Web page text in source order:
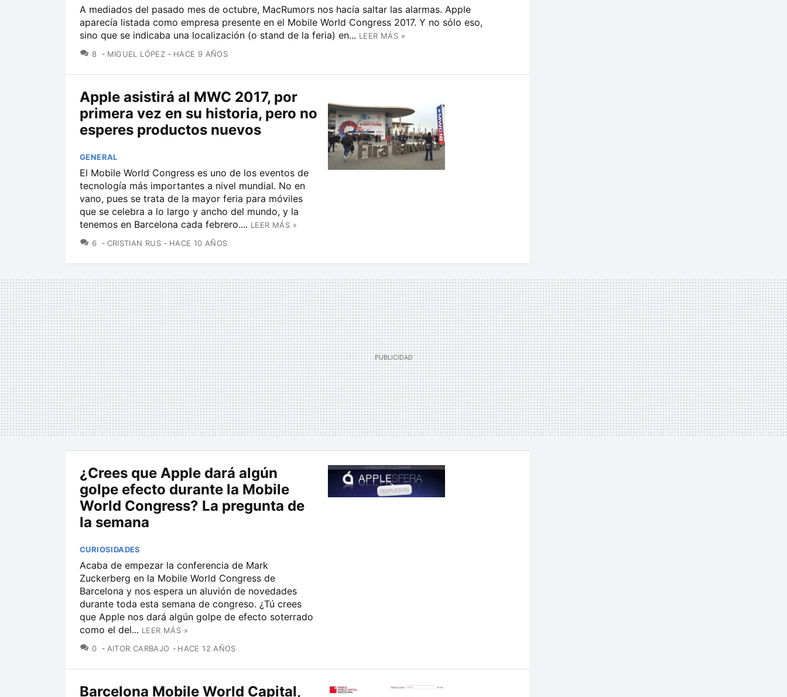
A mediados del pasado mes de octubre, MacRumors nos hacía saltar las alarmas. Apple
aparecía listada como empresa presente en el Mobile World Congress 2017. Y no sólo eso,
sino que se indicaba una localización (o stand de la feria) en... LEER MÁS »
8 COMENTARIOS
MIGUEL LÓPEZ HACE 9 AÑOS
Apple asistirá al MWC 2017, por
primera vez en su historia, pero no
esperes productos nuevos
GENERAL
El Mobile World Congress es uno de los eventos de
tecnología más importantes a nivel mundial. No en
vano, pues se trata de la mayor feria para móviles
que se celebra a lo largo y ancho del mundo, y la
tenemos en Barcelona cada febrero.... LEER MÁS »
6 COMENTARIOS
CRISTIAN RUS HACE 10 AÑOS
¿Crees que Apple dará algún
golpe efecto durante la Mobile
World Congress? La pregunta de
la semana
CURIOSIDADES
Acaba de empezar la conferencia de Mark
Zuckerberg en la Mobile World Congress de
Barcelona y nos espera un aluvión de novedades
durante toda esta semana de congreso. ¿Tú crees
que Apple nos dará algún golpe de efecto soterrado
como el del... LEER MÁS »
0 COMENTARIOS
AITOR CARBAJO HACE 12 AÑOS
Barcelona Mobile World Capital,